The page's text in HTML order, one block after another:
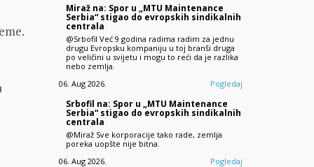
Miraž na: Spor u „MTU Maintenance
Serbia“ stigao do evropskih sindikalnih
centrala
@Srbofil Već 9 godina radima radim za jednu
drugu Evropsku kompaniju u toj branši druga
po veličini u svijetu i mogu to reći da je razlika
nebo zemlja.
06. Aug 2026.
Pogledaj
Srbofil na: Spor u „MTU Maintenance
Serbia“ stigao do evropskih sindikalnih
centrala
@Miraž Sve korporacije tako rade, zemlja
poreka uopšte nije bitna.
06. Aug 2026.
Pogledaj